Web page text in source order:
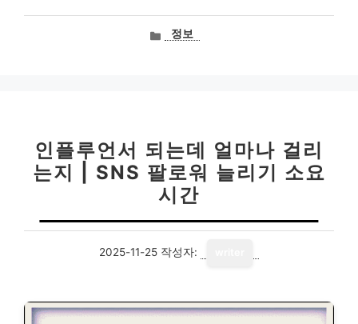
카정보
인플루언서 되는데 얼마나 걸리
는지 | SNS 팔로워 늘리기 소요
시간
2025-11-25 작성자: